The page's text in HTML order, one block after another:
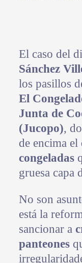
El caso del
Sánchez
los pasillos
El
Junta de
(Jucopo),
de encima
congeladas
gruesa capa
No son
está la
sancionar a
panteones